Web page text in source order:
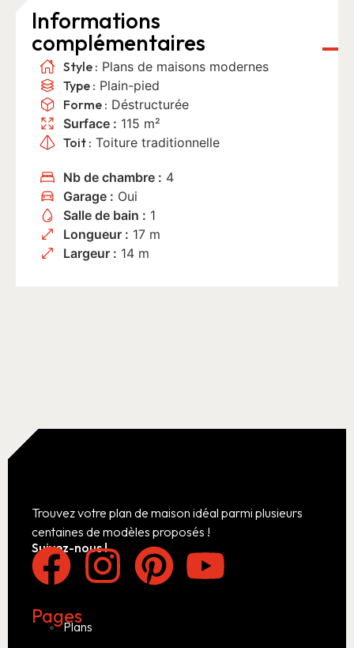
Informations
complémentaires
Style : Plans de maisons modernes
Type : Plain-pied
Forme : Déstructurée
Surface : 115 m²
Toit : Toiture traditionnelle
Nb de chambre : 4
Garage : Oui
Salle de bain : 1
Longueur : 17 m
Largeur : 14 m
Trouvez votre plan de maison idéal parmi plusieurs
centaines de modèles proposés !
Suivez-nous !
Pages
Plans